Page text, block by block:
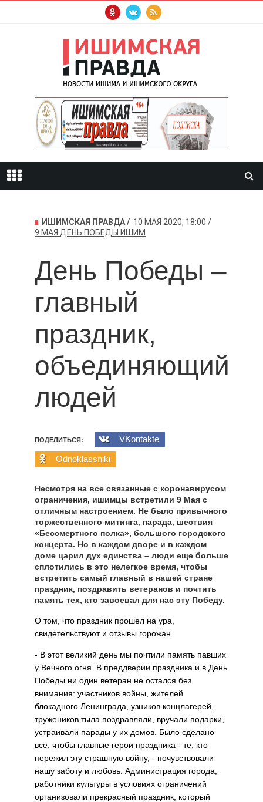
ИШИМСКАЯ ПРАВДА
10 МАЯ 2020, 18:00
9 МАЯ ДЕНЬ ПОБЕДЫ ИШИМ
День Победы –
главный
праздник,
объединяющий
людей
ПОДЕЛИТЬСЯ:
VKontakte
Odnoklassniki
Несмотря на все связанные с коронавирусом
ограничения, ишимцы встретили 9 Мая с
отличным настроением. Не было привычного
торжественного митинга, парада, шествия
«Бессмертного полка», большого городского
концерта. Но в каждом дворе и в каждом
доме царил дух единства – люди еще больше
сплотились в это нелегкое время, чтобы
встретить самый главный в нашей стране
праздник, поздравить ветеранов и почтить
память тех, кто завоевал для нас эту Победу.
О том, что праздник прошел на ура,
свидетельствуют и отзывы горожан.
- В этот великий день мы почтили память павших
у Вечного огня. В преддверии праздника и в День
Победы ни один ветеран не остался без
внимания: участников войны, жителей
блокадного Ленинграда, узников концлагерей,
тружеников тыла поздравляли, вручали подарки,
устраивали парады у их домов. Было сделано
все, чтобы главные герои праздника - те, кто
пережил эту страшную войну, - почувствовали
нашу заботу и любовь. Администрация города,
работники культуры в условиях ограничений
организовали прекрасный праздник, который